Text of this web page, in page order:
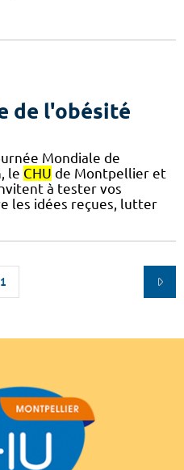
de l'obésité
Mondiale de
le CHU de Montpellier et
à tester vos
les idées reçues, lutter
1